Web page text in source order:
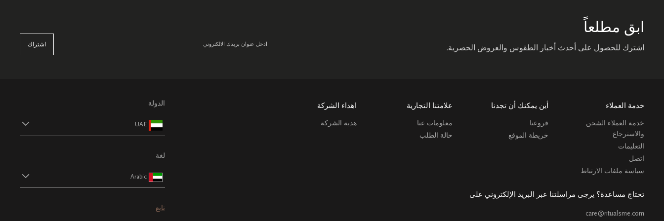
ابق مطلعاً
اشترك للحصول على أحدث أخبار الطقوس والعروض الحصرية. اشتراك
خدمة العملاء
خدمة العملاء الشحن
والاسترجاع
التعليمات
اتصل
سياسة ملفات الارتباط
أين يمكنك أن تجدنا
فروعنا
خريطة الموقع
علامتنا التجارية
معلومات عنا
حالة الطلب
اهداء الشركة
هدية الشركة
تحتاج مساعدة؟ يرجى مراسلتنا عبر البريد الإلكتروني على
care@ritualsme.com
الدولة
UAE
لغة
Arabic
تابع